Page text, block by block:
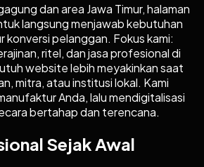
dan area Jawa Timur, halaman
langsung menjawab kebutuhan
konversi pelanggan. Fokus kami:
ritel, dan jasa profesional di
website lebih meyakinkan saat
mitra, atau institusi lokal. Kami
Anda, lalu mendigitalisasi
bertahap dan terencana.
Sejak Awal